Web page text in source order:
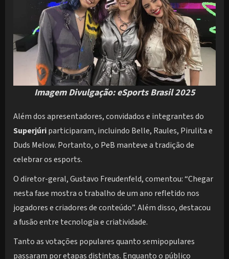
Imagem Divulgação: eSports Brasil 2025
Além dos apresentadores, convidados e integrantes do
Superjúriparticiparam, incluindo Belle, Raules, Pirulita e
Duds Melow. Portanto, o PeB manteve a tradição de
celebrar os esports.
O diretor-geral, Gustavo Freudenfeld, comentou: “Chegar
nesta fase mostra o trabalho de um ano refletido nos
jogadores e criadores de conteúdo”. Além disso, destacou
a fusão entre tecnologia e criatividade.
Tanto as votações populares quanto semipopulares
passaram por etapas distintas. Enquanto o público